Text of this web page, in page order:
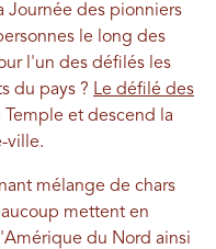
Journée des pionniers
le long des
l'un des défilés les
du pays ? Le défilé des
Temple et descend la
ville.
mélange de chars
mettent en
du Nord ainsi